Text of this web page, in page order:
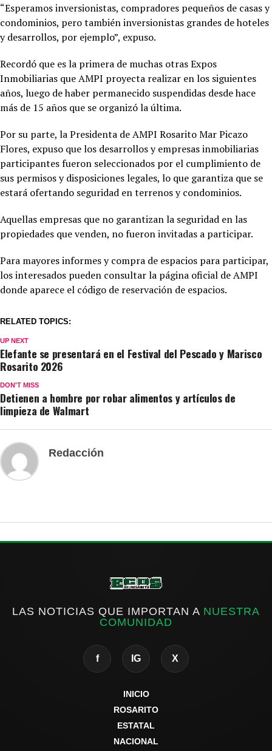
“Esperamos inversionistas, compradores pequeños de casas y
condominios, pero también inversionistas grandes de hoteles
y desarrollos, por ejemplo”, expuso.
Recordó que es la primera de muchas otras Expos
Inmobiliarias que AMPI proyecta realizar en los siguientes
años, luego de haber permanecido suspendidas desde hace
más de 15 años que se organizó la última.
Por su parte, la Presidenta de AMPI Rosarito Mar Picazo
Flores, expuso que los desarrollos y empresas inmobiliarias
participantes fueron seleccionados por el cumplimiento de
sus permisos y disposiciones legales, lo que garantiza que se
estará ofertando seguridad en terrenos y condominios.
Aquellas empresas que no garantizan la seguridad en las
propiedades que venden, no fueron invitadas a participar.
Para mayores informes y compra de espacios para participar,
los interesados pueden consultar la página oficial de AMPI
donde aparece el código de reservación de espacios.
RELATED TOPICS:
UP NEXT
Elefante se presentará en el Festival del Pescado y Marisco
Rosarito 2026
DON'T MISS
Detienen a hombre por robar alimentos y artículos de
limpieza de Walmart
Redacción
LAS NOTICIAS QUE IMPORTAN A NUESTRA
COMUNIDAD
f IG X
INICIO
ROSARITO
ESTATAL
NACIONAL